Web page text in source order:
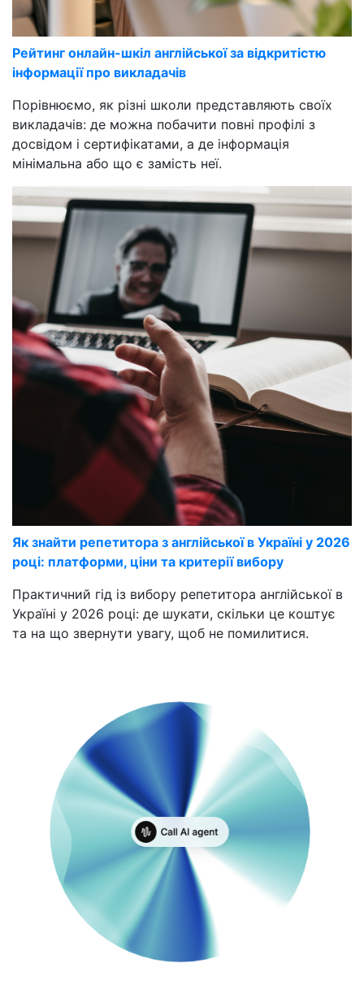
Рейтинг онлайн-шкіл англійської за відкритістю
інформації про викладачів
Порівнюємо, як різні школи представляють своїх
викладачів: де можна побачити повні профілі з
досвідом і сертифікатами, а де інформація
мінімальна або що є замість неї.
Як знайти репетитора з англійської в Україні у 2026
році: платформи, ціни та критерії вибору
Практичний гід із вибору репетитора англійської в
Україні у 2026 році: де шукати, скільки це коштує
та на що звернути увагу, щоб не помилитися.